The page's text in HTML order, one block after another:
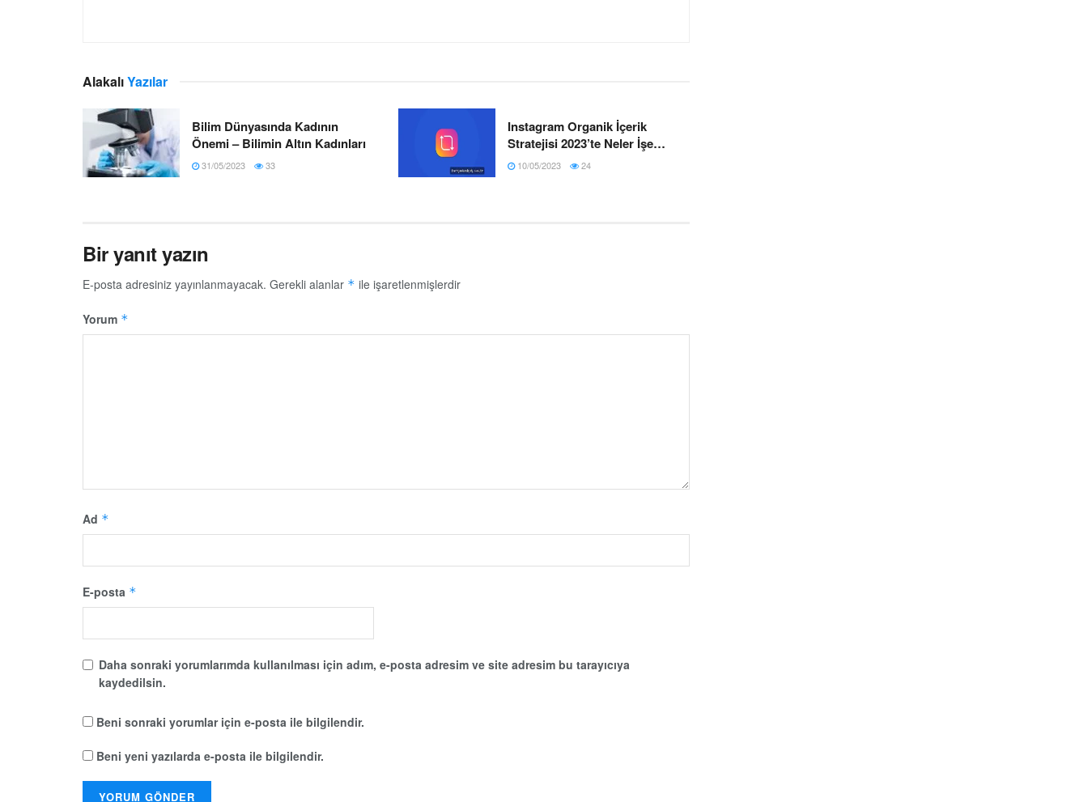
AlakalıYazılar
Bilim Dünyasında Kadının
Önemi – Bilimin Altın Kadınları
31/05/2023 33
Instagram Organik İçerik
Stratejisi 2023’te Neler İşe
Yarar?
10/05/2023 24
Bir yanıt yazın
E-posta adresiniz yayınlanmayacak. Gerekli alanlar * ile işaretlenmişlerdir
Yorum *
Ad *
E-posta *
Daha sonraki yorumlarımda kullanılması için adım, e-posta adresim ve site adresim bu tarayıcıya
kaydedilsin.
Beni sonraki yorumlar için e-posta ile bilgilendir.
Beni yeni yazılarda e-posta ile bilgilendir.